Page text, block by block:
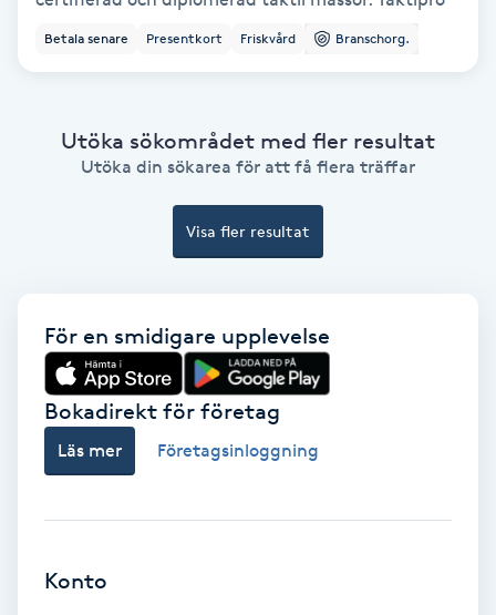
Balayage
Barnklippning
BIAB
Blowout
Betala senare Presentkort Friskvård Branschorg.
Utöka sökområdet med fler resultat
Utöka din sökarea för att få flera träffar
Visa fler resultat
För en smidigare upplevelse
Bokadirekt för företag
Läs mer Företagsinloggning
Konto